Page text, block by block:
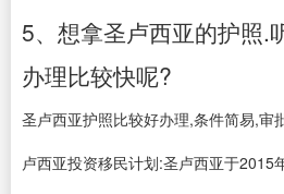
5、想拿圣卢西亚的护照.
办理比较快呢?
圣卢西亚护照比较好办理,条件简易,审
卢西亚投资移民计划:圣卢西亚于2015